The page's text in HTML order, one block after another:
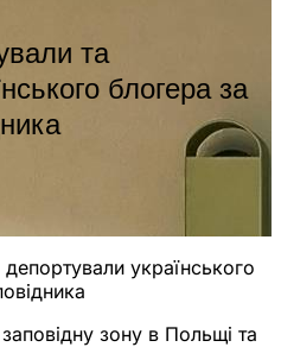
та
блогера за
українського
зону в Польщі та